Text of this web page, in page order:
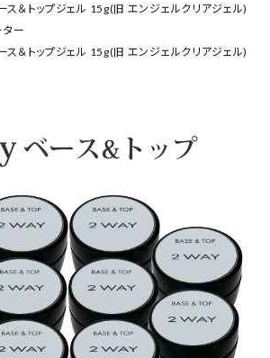
ス＆トップジェル 15g(旧 エンジェルクリアジェル)
ター
ス＆トップジェル 15g(旧 エンジェルクリアジェル)